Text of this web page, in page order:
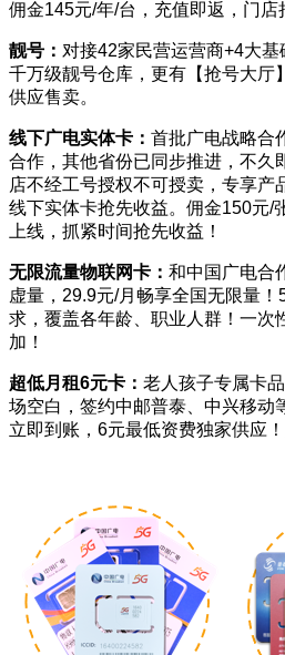
佣金145元/年/台，充值即返，门店
靓号： 对接42家民营运营商+4大
千万级靓号仓库，更有【抢号大厅
供应售卖。
线下广电实体卡： 首批广电战略合
合作，其他省份已同步推进，不久
店不经工号授权不可授卖，专享产
线下实体卡抢先收益。佣金150元/
上线，抓紧时间抢先收益！
无限流量物联网卡： 和中国广电合
虚量，29.9元/月畅享全国无限量
求，覆盖各年龄、职业人群！一次
加！
超低月租6元卡： 老人孩子专属卡
场空白，签约中邮普泰、中兴移动
立即到账，6元最低资费独家供应